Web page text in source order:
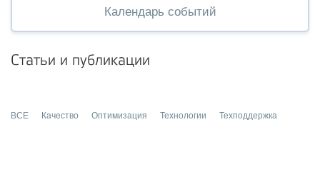
Календарь событий
Статьи и публикации
ВСЕ Качество Оптимизация Технологии Техподдержка